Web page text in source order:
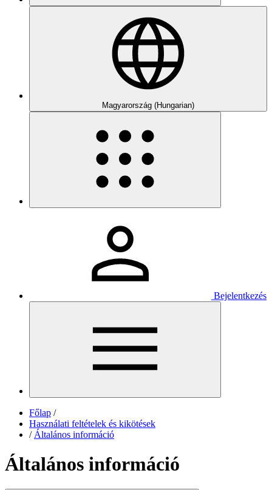
Magyarország (Hungarian)
Bejelentkezés
Főlap /
Használati feltételek és kikötések
/ Általános információ
Általános információ